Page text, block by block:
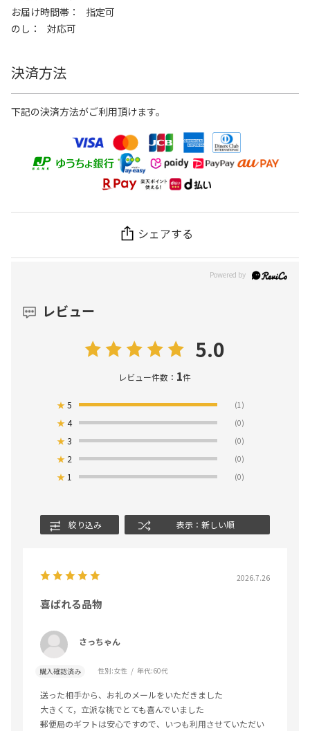
お届け時間帯
指定可
のし
対応可
決済方法
下記の決済方法がご利用頂けます。
シェアする
レビュー
5.0
レビュー件数： 1件
★5 (1)
★4 (0)
★3 (0)
★ 2 (0)
★ 1 (0)
絞り込み 表示：新しい順
2026.7.26
喜ばれる品物
さっちゃん
購入確認済み 性別:女性 年代:60代
送った相手から、お礼のメールをいただきました
大きくて，立派な桃でとても喜んでいました
郵便局のギフトは安心ですので、いつも利用させていただい